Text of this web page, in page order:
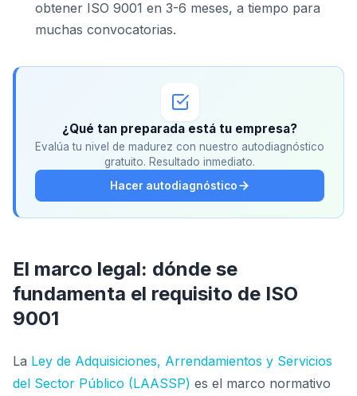
obtener ISO 9001 en 3-6 meses, a tiempo para
muchas convocatorias.
¿Qué tan preparada está tu empresa?
Evalúa tu nivel de madurez con nuestro autodiagnóstico
gratuito. Resultado inmediato.
Hacer autodiagnóstico
El marco legal: dónde se
fundamenta el requisito de ISO
9001
La Ley de Adquisiciones, Arrendamientos y Servicios
del Sector Público (LAASSP) es el marco normativo